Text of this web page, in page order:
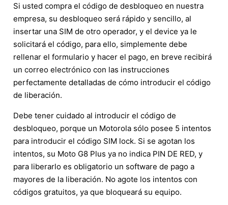
Si usted compra el código de desbloqueo en nuestra
empresa, su desbloqueo será rápido y sencillo, al
insertar una SIM de otro operador, y el device ya le
solicitará el código, para ello, simplemente debe
rellenar el formulario y hacer el pago, en breve recibirá
un correo electrónico con las instrucciones
perfectamente detalladas de cómo introducir el código
de liberación.
Debe tener cuidado al introducir el código de
desbloqueo, porque un Motorola sólo posee 5 intentos
para introducir el código SIM lock. Si se agotan los
intentos, su Moto G8 Plus ya no indica PIN DE RED, y
para liberarlo es obligatorio un software de pago a
mayores de la liberación. No agote los intentos con
códigos gratuitos, ya que bloqueará su equipo.